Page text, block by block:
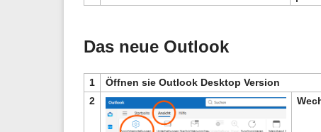
Das neue Outlook
1
Öffnen sie Outlook Desktop Version
2